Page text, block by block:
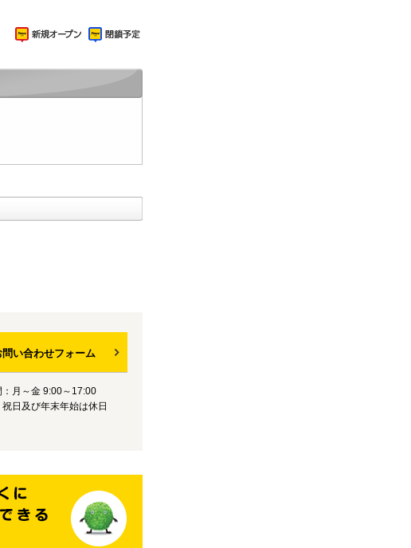
問い合わせフォーム
：月～金 9:00～17:00
日及び年末年始は休日